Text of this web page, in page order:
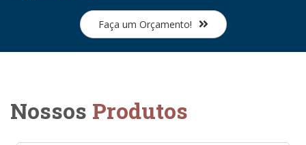
Faça um Orçamento!
Nossos Produtos